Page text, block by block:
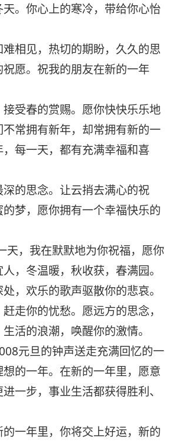
。你心上的寒冷，带给你心怡
相见，热切的期盼，久久的思
愿。祝我的朋友在新的一年
受春的赏赐。愿你快快乐乐地
常拥有新年，却常拥有新的一
每一天，都有充满幸福和喜
的思念。让云捎去满心的祝
梦，愿你拥有一个幸福快乐的
天，我在默默地为你祝福，愿你
，冬温暖，秋收获，春满园。
，欢乐的歌声驱散你的悲哀。
走你的忧愁。愿远方的思念，
活的浪潮，唤醒你的激情。
元旦的钟声送走充满回忆的一
的一年。在新的一年里，愿意
一步，事业生活都获得胜利、
一年里，你将交上好运，新的